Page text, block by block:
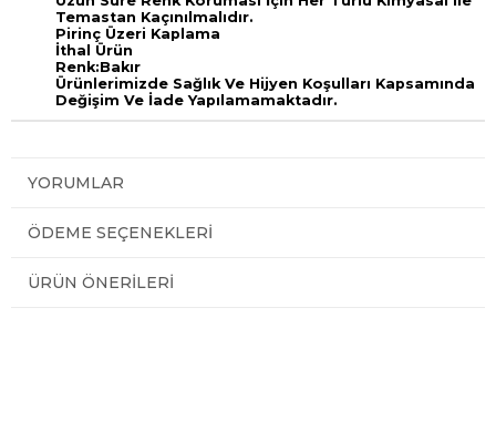
Temastan Kaçınılmalıdır.
Pirinç Üzeri Kaplama
İthal Ürün
Renk:Bakır
Ürünlerimizde Sağlık Ve Hijyen Koşulları Kapsamında
Değişim Ve İade Yapılamamaktadır.
YORUMLAR
ÖDEME SEÇENEKLERI
ÜRÜN ÖNERILERI